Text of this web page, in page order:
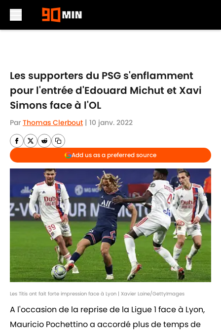
Les supporters du PSG s'enflamment
pour l'entrée d'Edouard Michut et Xavi
Simons face à l'OL
Par Thomas Clerbout | 10 janv. 2022
Add us as a preferred source
Les Titis ont fait forte impression face à Lyon | Xavier Laine/GettyImages
A l'occasion de la reprise de la Ligue 1 face à Lyon,
Mauricio Pochettino a accordé plus de temps de